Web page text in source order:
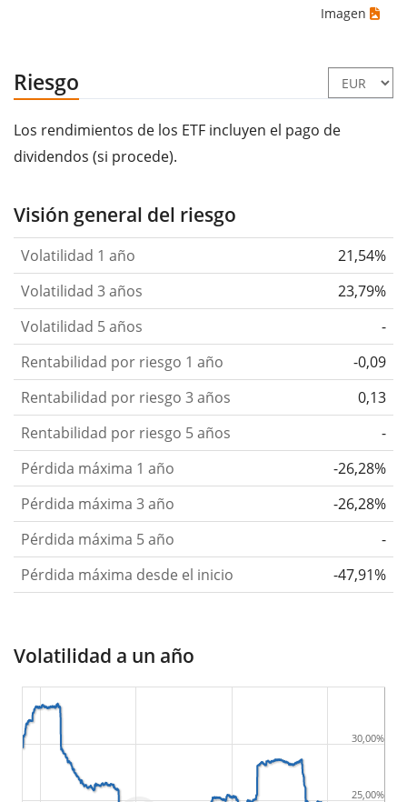
Imagen
Riesgo
Los rendimientos de los ETF incluyen el pago de
dividendos (si procede).
Visión general del riesgo
Volatilidad 1 año
21,54%
Volatilidad 3 años
23,79%
Volatilidad 5 años
-
Rentabilidad por riesgo 1 año
-0,09
Rentabilidad por riesgo 3 años
0,13
Rentabilidad por riesgo 5 años
-
Pérdida máxima 1 año
-26,28%
Pérdida máxima 3 año
-26,28%
Pérdida máxima 5 año
-
Pérdida máxima desde el inicio
-47,91%
Volatilidad a un año
25,00%
30,00%